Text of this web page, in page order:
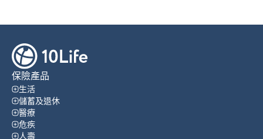
保險產品
生活
儲蓄及退休
醫療
危疾
人壽